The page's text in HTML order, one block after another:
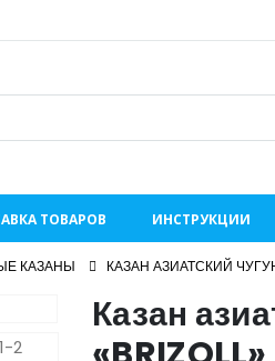
ТОВАРОВ ИНСТРУКЦИИ
КАЗАНЫ КАЗАН АЗИАТСКИЙ
Казан